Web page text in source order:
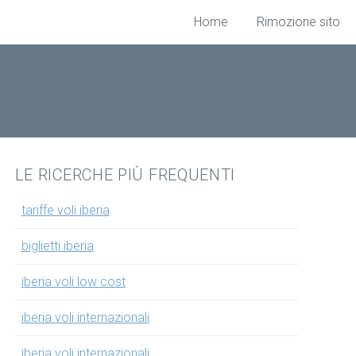
LE RICERCHE PIÙ FREQUENTI
tariffe voli iberia
biglietti iberia
iberia voli low cost
iberia voli internazionali
Home Rimozione sito